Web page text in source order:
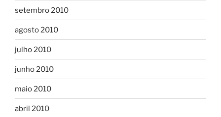
setembro 2010
agosto 2010
julho 2010
junho 2010
maio 2010
abril 2010